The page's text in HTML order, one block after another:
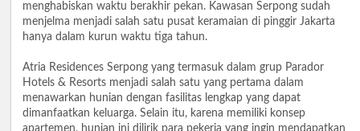
menghabiskan waktu berakhir pekan. Kawasan Serpong sudah
menjelma menjadi salah satu pusat keramaian di pinggir Jakarta
hanya dalam kurun waktu tiga tahun.
Atria Residences Serpong yang termasuk dalam grup Parador
Hotels & Resorts menjadi salah satu yang pertama dalam
menawarkan hunian dengan fasilitas lengkap yang dapat
dimanfaatkan keluarga. Selain itu, karena memiliki konsep